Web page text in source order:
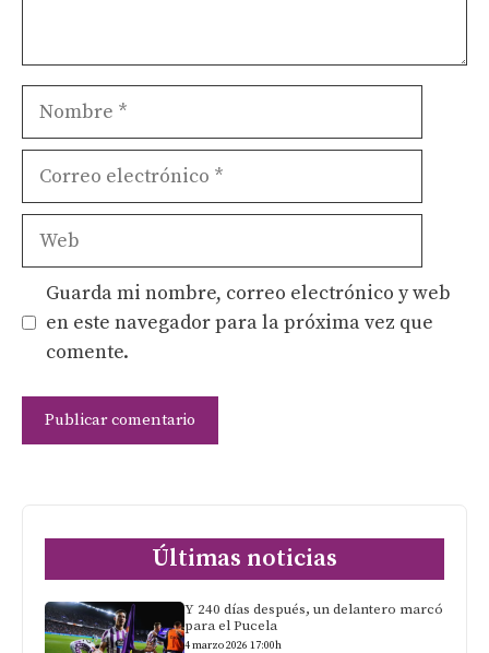
Nombre
Correo
Web
Guarda mi nombre, correo electrónico y web
en este navegador para la próxima vez que
comente.
Últimas noticias
Y 240 días después, un delantero marcó
para el Pucela
4 marzo 2026 17:00h